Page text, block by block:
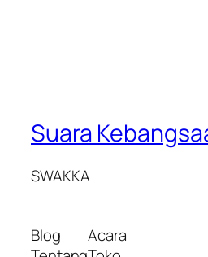
Suara
SWAKKA
Blog
Acara